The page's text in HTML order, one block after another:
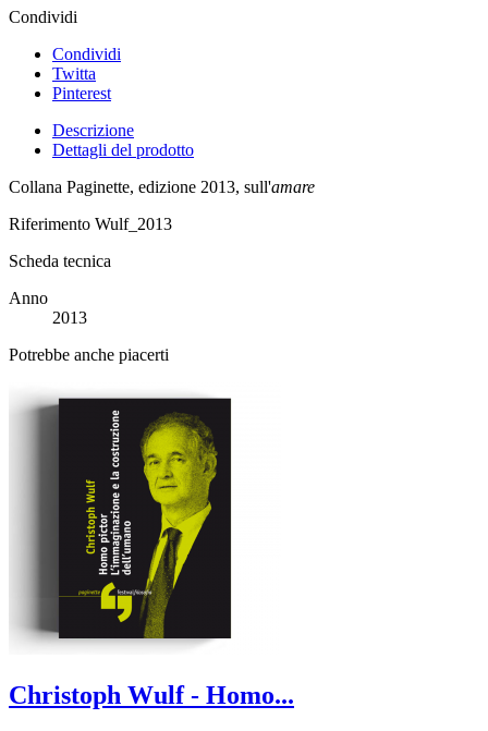
Condividi
Condividi
Twitta
Pinterest
Descrizione
Dettagli del prodotto
Collana Paginette, edizione 2013, sull'amare
Riferimento Wulf_2013
Scheda tecnica
Anno
2013
Potrebbe anche piacerti
Christoph Wulf - Homo...